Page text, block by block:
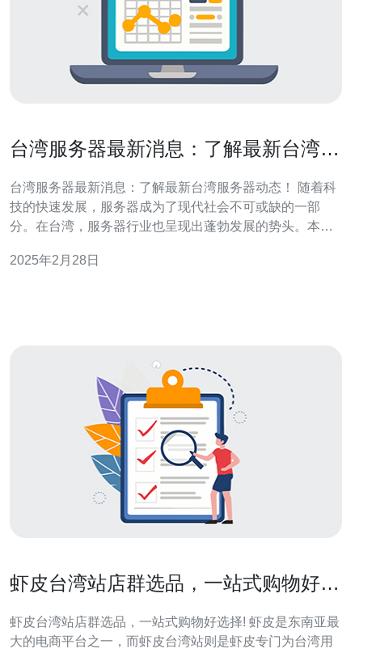
台湾服务器最新消息：了解最新台湾服
台湾服务器最新消息：了解最新台湾服务器动态！ 随着科
技的快速发展，服务器成为了现代社会不可或缺的一部
分。在台湾，服务器行业也呈现出蓬勃发展的势头。本文
器行业的最新情况。 台湾作为亚洲科技重镇，服务器行业
2025年2月28日
虾皮台湾站店群选品，一站式购物好选
虾皮台湾站店群选品，一站式购物好选择! 虾皮是东南亚最
大的电商平台之一，而虾皮台湾站则是虾皮专门为台湾用